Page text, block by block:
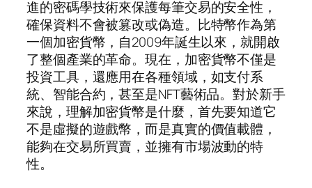
進的密碼學技術來保護每筆交易的安全性，
確保資料不會被篡改或偽造。比特幣作為第
一個加密貨幣，自2009年誕生以來，就開啟
了整個產業的革命。現在，加密貨幣不僅是
投資工具，還應用在各種領域，如支付系
統、智能合約，甚至是NFT藝術品。對於新手
來說，理解加密貨幣是什麼，首先要知道它
不是虛擬的遊戲幣，而是真實的價值載體，
能夠在交易所買賣，並擁有市場波動的特
性。